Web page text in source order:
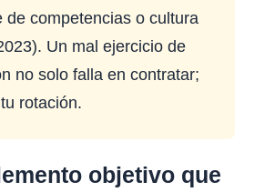
de competencias o cultura
Un mal ejercicio de
no solo falla en contratar;
rotación.
objetivo que